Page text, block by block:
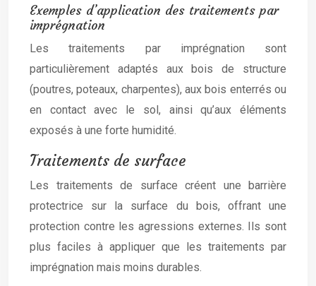
Exemples d’application des traitements par
imprégnation
Les traitements par imprégnation sont
particulièrement adaptés aux bois de structure
(poutres, poteaux, charpentes), aux bois enterrés ou
en contact avec le sol, ainsi qu’aux éléments
exposés à une forte humidité.
Traitements de surface
Les traitements de surface créent une barrière
protectrice sur la surface du bois, offrant une
protection contre les agressions externes. Ils sont
plus faciles à appliquer que les traitements par
imprégnation mais moins durables.